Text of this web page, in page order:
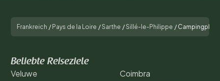
Frankreich / Pays de la Loire /Sarthe /Sillé-le-Philippe /
Beliebte Reiseziele
Veluwe
Coimbra